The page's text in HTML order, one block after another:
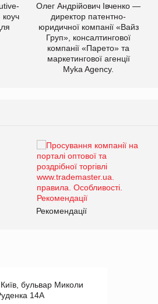
коуч
Олег Андрійович Івченко —
директор патентно-
юридичної компанії «Вайз
Груп», консалтингової
компанії «Парето» та
маркетингової агенції
Myka Agency.
Рекомендації
бульвар Миколи
14А